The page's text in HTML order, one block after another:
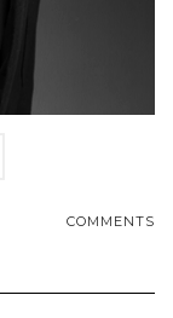
COMMENTS